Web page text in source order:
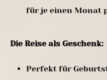
für je einen Monat
Die Reise als Geschenk:
Perfekt für